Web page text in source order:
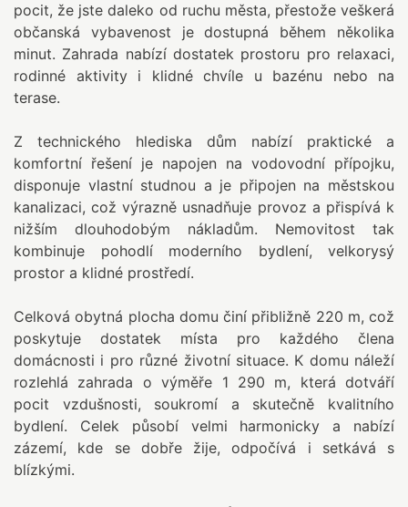
pocit, že jste daleko od ruchu města, přestože veškerá
občanská vybavenost je dostupná během několika
minut. Zahrada nabízí dostatek prostoru pro relaxaci,
rodinné aktivity i klidné chvíle u bazénu nebo na
terase.
Z technického hlediska dům nabízí praktické a
komfortní řešení je napojen na vodovodní přípojku,
disponuje vlastní studnou a je připojen na městskou
kanalizaci, což výrazně usnadňuje provoz a přispívá k
nižším dlouhodobým nákladům. Nemovitost tak
kombinuje pohodlí moderního bydlení, velkorysý
prostor a klidné prostředí.
Celková obytná plocha domu činí přibližně 220 m, což
poskytuje dostatek místa pro každého člena
domácnosti i pro různé životní situace. K domu náleží
rozlehlá zahrada o výměře 1 290 m, která dotváří
pocit vzdušnosti, soukromí a skutečně kvalitního
bydlení. Celek působí velmi harmonicky a nabízí
zázemí, kde se dobře žije, odpočívá i setkává s
blízkými.